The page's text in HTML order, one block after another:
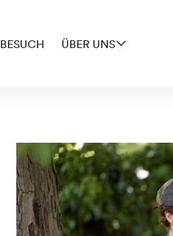
BESUCH ÜBER UNS